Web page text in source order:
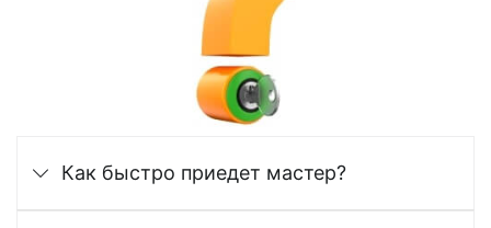
Как быстро приедет мастер?